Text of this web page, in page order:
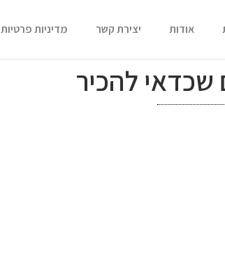
אודות יצירת קשר מדיניות פרטיות
שכדאי להכיר